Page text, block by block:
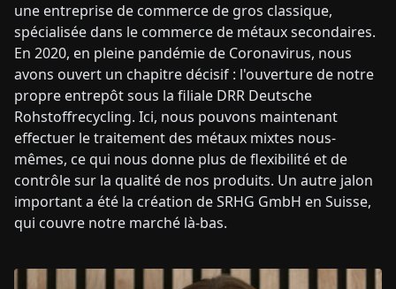
une entreprise de commerce de gros classique,
spécialisée dans le commerce de métaux secondaires.
En 2020, en pleine pandémie de Coronavirus, nous
avons ouvert un chapitre décisif : l'ouverture de notre
propre entrepôt sous la filiale DRR Deutsche
Rohstoffrecycling. Ici, nous pouvons maintenant
effectuer le traitement des métaux mixtes nous-
mêmes, ce qui nous donne plus de flexibilité et de
contrôle sur la qualité de nos produits. Un autre jalon
important a été la création de SRHG GmbH en Suisse,
qui couvre notre marché là-bas.